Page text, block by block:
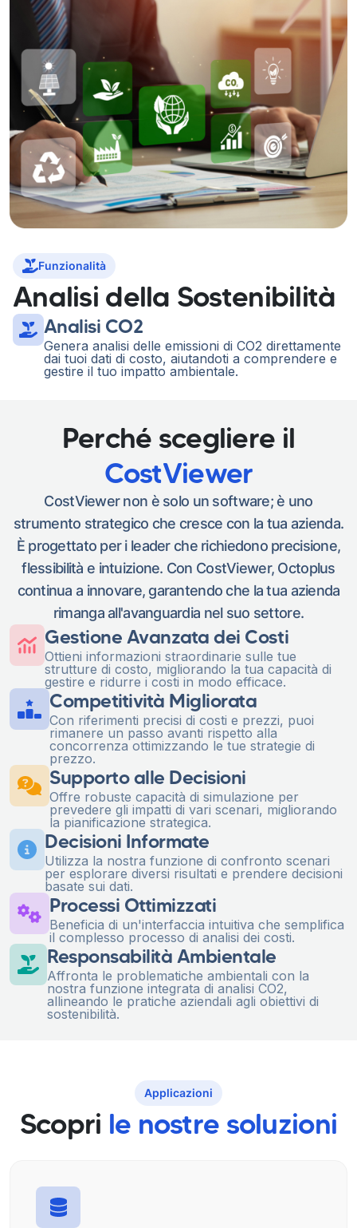
Funzionalità
Analisi della Sostenibilità
Analisi CO2
Genera analisi delle emissioni di CO2 direttamente
dai tuoi dati di costo, aiutandoti a comprendere e
gestire il tuo impatto ambientale.
Perché scegliere il
CostViewer
CostViewer non è solo un software; è uno
strumento strategico che cresce con la tua azienda.
È progettato per i leader che richiedono precisione,
flessibilità e intuizione. Con CostViewer, Octoplus
continua a innovare, garantendo che la tua azienda
rimanga all'avanguardia nel suo settore.
Gestione Avanzata dei Costi
Ottieni informazioni straordinarie sulle tue
strutture di costo, migliorando la tua capacità di
gestire e ridurre i costi in modo efficace.
Competitività Migliorata
Con riferimenti precisi di costi e prezzi, puoi
rimanere un passo avanti rispetto alla
concorrenza ottimizzando le tue strategie di
prezzo.
Supporto alle Decisioni
Offre robuste capacità di simulazione per
prevedere gli impatti di vari scenari, migliorando
la pianificazione strategica.
Decisioni Informate
Utilizza la nostra funzione di confronto scenari
per esplorare diversi risultati e prendere decisioni
basate sui dati.
Processi Ottimizzati
Beneficia di un'interfaccia intuitiva che semplifica
il complesso processo di analisi dei costi.
Responsabilità Ambientale
Affronta le problematiche ambientali con la
nostra funzione integrata di analisi CO2,
allineando le pratiche aziendali agli obiettivi di
sostenibilità.
Applicazioni
Scopri le nostre soluzioni